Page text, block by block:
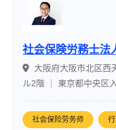
社会保険労務士法
大阪府大阪市北区
ル2階 ｜ 東京都中央区
社会保险劳务师